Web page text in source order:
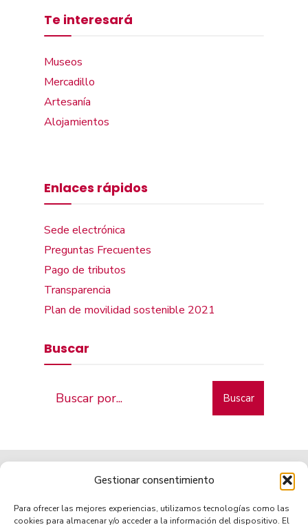
Gestionar consentimiento
Para ofrecer las mejores experiencias, utilizamos tecnologías como las
cookies para almacenar y/o acceder a la información del dispositivo. El
Te interesará
Museos
Mercadillo
Artesanía
Alojamientos
Enlaces rápidos
Sede electrónica
Preguntas Frecuentes
Pago de tributos
Transparencia
Plan de movilidad sostenible 2021
Buscar
Buscar